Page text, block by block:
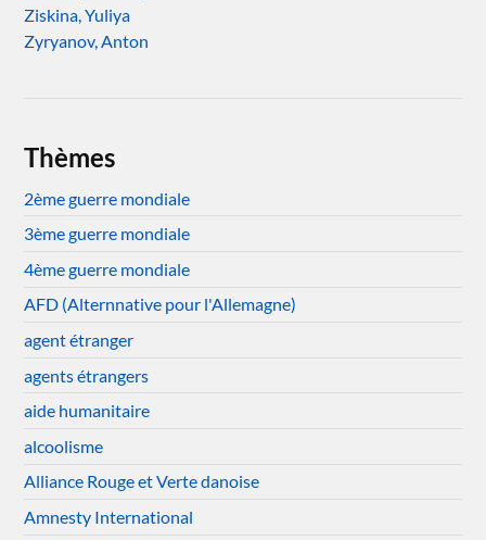
Ziskina, Yuliya
Zyryanov, Anton
Thèmes
2ème guerre mondiale
3ème guerre mondiale
4ème guerre mondiale
AFD (Alternnative pour l'Allemagne)
agent étranger
agents étrangers
aide humanitaire
alcoolisme
Alliance Rouge et Verte danoise
Amnesty International